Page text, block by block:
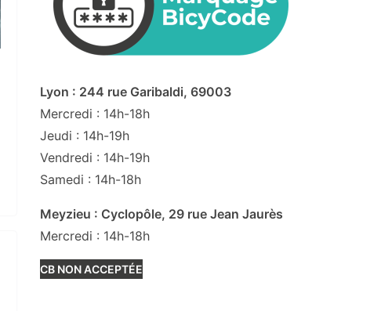
Lyon : 244 rue Garibaldi, 69003
Mercredi : 14h-18h
Jeudi : 14h-19h
Vendredi : 14h-19h
Samedi : 14h-18h
Meyzieu : Cyclopôle, 29 rue Jean Jaurès
Mercredi : 14h-18h
CB NON ACCEPTÉE